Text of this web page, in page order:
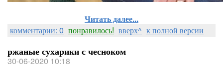
Читать далее...
комментарии: 0 понравилось! вверх^ к полной версии
ржаные сухарики с чесноком
30-06-2020 10:18